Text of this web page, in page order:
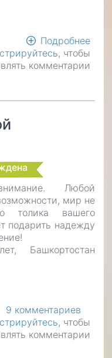
Подробнее
, чтобы
комментарии
Любой
мир не
толика вашего
подарить надежду
Башкортостан
9 комментариев
, чтобы
комментарии